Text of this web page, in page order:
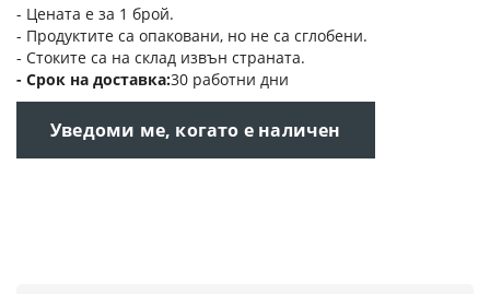
- Цената е за 1 брой.
- Продуктите са опаковани, но не са сглобени.
- Стоките са на склад извън страната.
Срок на доставка 30 работни дни
Уведоми ме, когато е наличен